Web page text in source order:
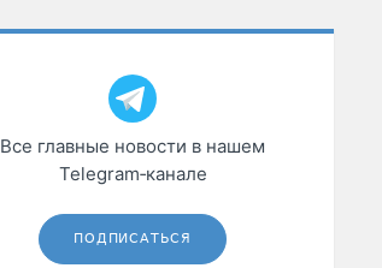
Все главные новости в нашем
Telegram‑канале
ПОДПИСАТЬСЯ